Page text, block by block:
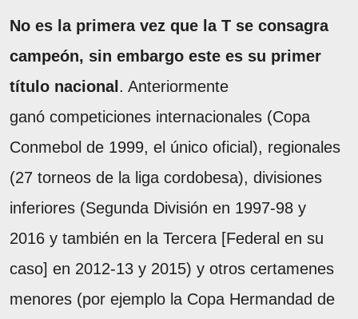
No es la primera vez que la T se consagra
campeón, sin embargo este es su primer
título nacional . Anteriormente
ganó competiciones internacionales (Copa
Conmebol de 1999, el único oficial), regionales
(27 torneos de la liga cordobesa), divisiones
inferiores (Segunda División en 1997-98 y
2016 y también en la Tercera [Federal en su
caso] en 2012-13 y 2015) y otros certamenes
menores (por ejemplo la Copa Hermandad de